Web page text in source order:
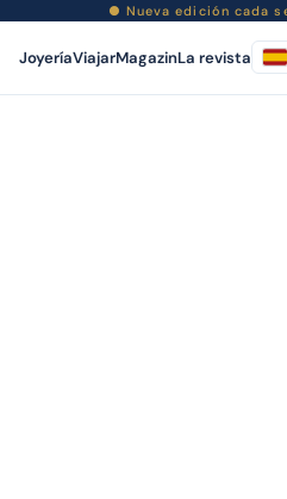
● Nueva edición cada
JoyeríaViajarMagazinLa revista